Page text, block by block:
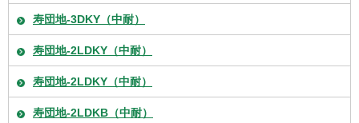
寿団地-3DKY（中耐）
寿団地-2LDKY（中耐）
寿団地-2LDKY（中耐）
寿団地-2LDKB（中耐）